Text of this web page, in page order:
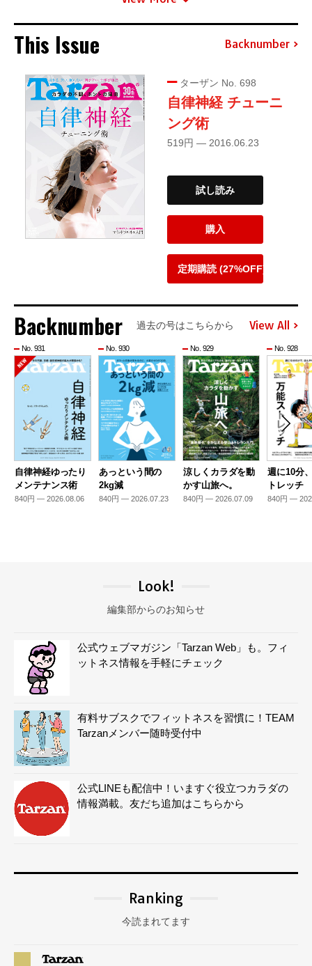
This Issue Backnumber
ターザン No. 698
自律神経 チューニ
ング術
519円 — 2016.06.23
試し読み
購入
定期購読 (27%OFF)
Backnumber 過去の号はこちらから View All
No. 931
自律神経ゆったり
メンテナンス術
840円 — 2026.08.06
No. 930
あっという間の
2kg減
840円 — 2026.07.23
No. 929
涼しくカラダを動
かす山旅へ。
840円 — 2026.07.09
No. 928
週に10分
トレッチ
840円 —
Look!
編集部からのお知らせ
公式ウェブマガジン「Tarzan Web」も。フィ
ットネス情報を手軽にチェック
有料サブスクでフィットネスを習慣に！TEAM
Tarzanメンバー随時受付中
公式LINEも配信中！いますぐ役立つカラダの
情報満載。友だち追加はこちらから
Ranking
今読まれてます